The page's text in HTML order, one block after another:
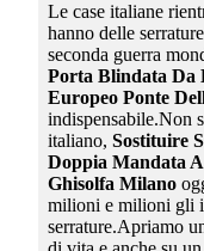
Le case italiane
hanno delle
seconda guerra
Porta Blindata Da
Europeo Ponte
indispensabile.Non
italiano, Sostituire
Doppia Mandata
Ghisolfa Milano
milioni e milioni gli
serrature.Apriamo